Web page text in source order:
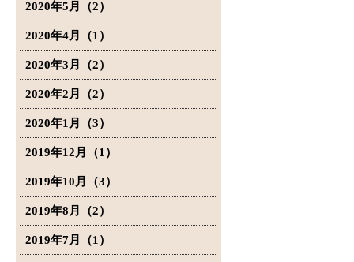
2020年5月（2）
2020年4月（1）
2020年3月（2）
2020年2月（2）
2020年1月（3）
2019年12月（1）
2019年10月（3）
2019年8月（2）
2019年7月（1）